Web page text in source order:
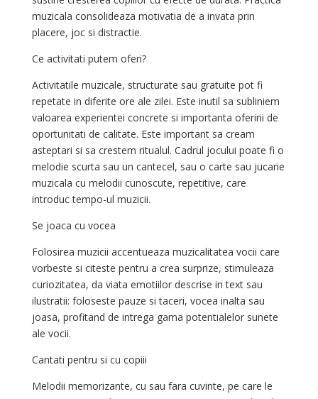
muzicala consolideaza motivatia de a invata prin
placere, joc si distractie.
Ce activitati putem oferi?
Activitatile muzicale, structurate sau gratuite pot fi
repetate in diferite ore ale zilei. Este inutil sa subliniem
valoarea experientei concrete si importanta oferirii de
oportunitati de calitate. Este important sa cream
asteptari si sa crestem ritualul. Cadrul jocului poate fi o
melodie scurta sau un cantecel, sau o carte sau jucarie
muzicala cu melodii cunoscute, repetitive, care
introduc tempo-ul muzicii.
Se joaca cu vocea
Folosirea muzicii accentueaza muzicalitatea vocii care
vorbeste si citeste pentru a crea surprize, stimuleaza
curiozitatea, da viata emotiilor descrise in text sau
ilustratii: foloseste pauze si taceri, vocea inalta sau
joasa, profitand de intrega gama potentialelor sunete
ale vocii.
Cantati pentru si cu copiii
Melodii memorizante, cu sau fara cuvinte, pe care le